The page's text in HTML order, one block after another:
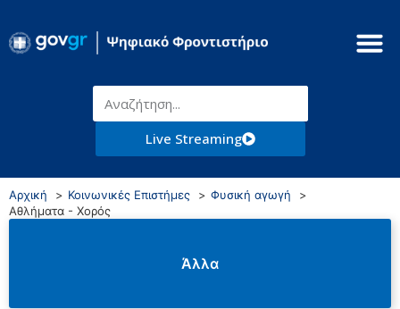
Live Streaming
Αρχική Κοινωνικές Επιστήμες
Φυσική αγωγή
Αθλήματα - Χορός
Άλλα